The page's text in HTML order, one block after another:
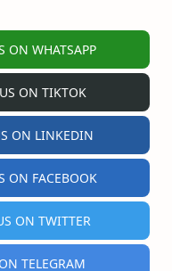
ON WHATSAPP
ON TIKTOK
ON LINKEDIN
ON FACEBOOK
ON TWITTER
TELEGRAM